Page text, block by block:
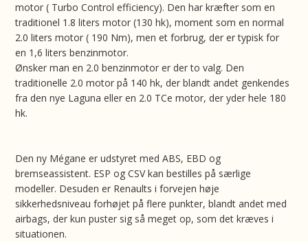
motor ( Turbo Control efficiency). Den har kræfter som en
traditionel 1.8 liters motor (130 hk), moment som en normal
2.0 liters motor ( 190 Nm), men et forbrug, der er typisk for
en 1,6 liters benzinmotor.
Ønsker man en 2.0 benzinmotor er der to valg. Den
traditionelle 2.0 motor på 140 hk, der blandt andet genkendes
fra den nye Laguna eller en 2.0 TCe motor, der yder hele 180
hk.
Den ny Mégane er udstyret med ABS, EBD og
bremseassistent. ESP og CSV kan bestilles på særlige
modeller. Desuden er Renaults i forvejen høje
sikkerhedsniveau forhøjet på flere punkter, blandt andet med
airbags, der kun puster sig så meget op, som det kræves i
situationen.